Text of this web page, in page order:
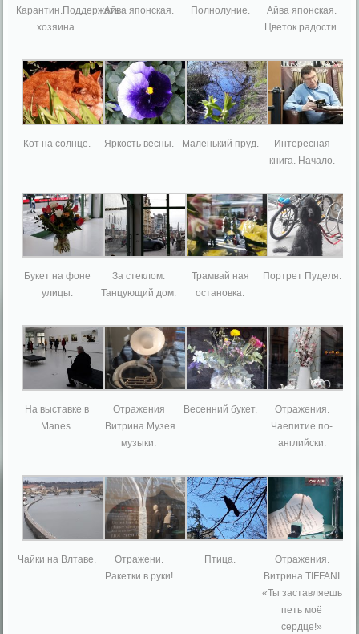
Карантин.Поддержать
хозяина.
Айва японская. Полнолуние.
Айва японская.
Цветок радости.
Кот на солнце. Яркость весны. Маленький пруд.
Интересная
книга. Начало.
Букет на фоне
улицы.
За стеклом.
Танцующий дом.
Трамвай ная
остановка.
Портрет Пуделя.
На выставке в
Manes.
Отражения
.Витрина Музея
музыки.
Весенний букет.
Отражения.
Чаепитие по-
английски.
Чайки на Влтаве.
Отражени.
Ракетки в руки!
Птица.
Отражения.
Витрина TIFFANI
«Ты заставляешь
петь моё
сердце!»